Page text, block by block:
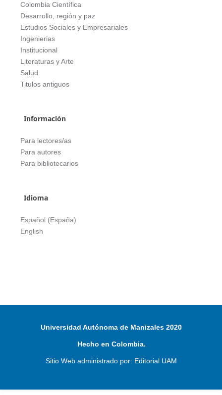
Colombia Científica
Desarrollo, región y paz
Estudios Sociales y Empresariales
Ingenierias
Institucional
Literaturas y Arte
Salud
Titulos antiguos
Información
Para lectores/as
Para autores
Para bibliotecarios
Idioma
Español (España)
English
Universidad Autónoma de Manizales 2020
Hecho en Colombia.
Sitio Web administrado por: Editorial UAM